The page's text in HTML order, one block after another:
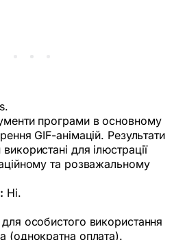
програми в основному
GIF-анімацій. Результати
для ілюстрації
та розважальному
Ні.
особистого використання
(однократна оплата).